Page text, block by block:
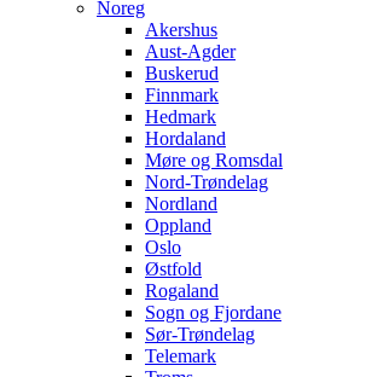
Noreg
Akershus
Aust-Agder
Buskerud
Finnmark
Hedmark
Hordaland
Møre og Romsdal
Nord-Trøndelag
Nordland
Oppland
Oslo
Østfold
Rogaland
Sogn og Fjordane
Sør-Trøndelag
Telemark